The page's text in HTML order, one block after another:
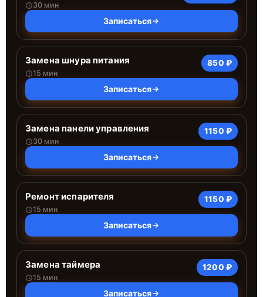
30 мин
Записаться
Замена шнура питания
15 мин
850 ₽
Записаться
Замена панели управления
30 мин
1150 ₽
Записаться
Ремонт испарителя
15 мин
1150 ₽
Записаться
Замена таймера
15 мин
1200 ₽
Записаться